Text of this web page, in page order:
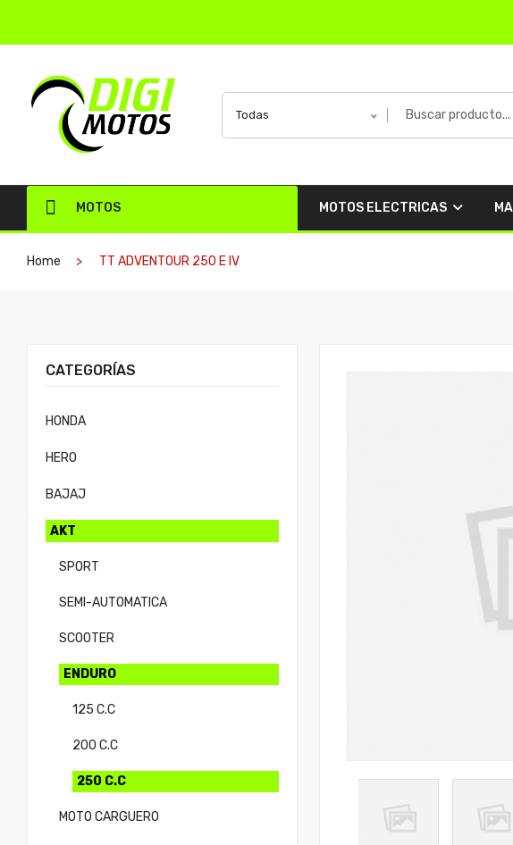
Todas
MOTOS MOTOS ELECTRICAS
Home TT ADVENTOUR 250 E IV
CATEGORÍAS
HONDA
HERO
BAJAJ
AKT
SPORT
SEMI-AUTOMATICA
SCOOTER
ENDURO
125 C.C
200 C.C
250 C.C
MOTO CARGUERO